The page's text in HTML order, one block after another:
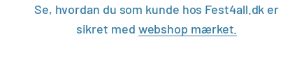
Se, hvordan du som kunde hos Fest4all.dk er
sikret med webshop mærket.